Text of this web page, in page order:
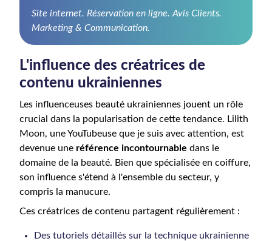
Site internet. Réservation en ligne. Avis Clients.
Marketing & Communication.
L'influence des créatrices de
contenu ukrainiennes
Les influenceuses beauté ukrainiennes jouent un rôle
crucial dans la popularisation de cette tendance. Lilith
Moon, une YouTubeuse que je suis avec attention, est
devenue une référence incontournable dans le
domaine de la beauté. Bien que spécialisée en coiffure,
son influence s'étend à l'ensemble du secteur, y
compris la manucure.
Ces créatrices de contenu partagent régulièrement :
Des tutoriels détaillés sur la technique ukrainienne